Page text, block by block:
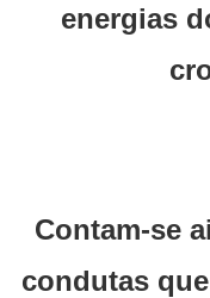
energias
Contam-se
condutas